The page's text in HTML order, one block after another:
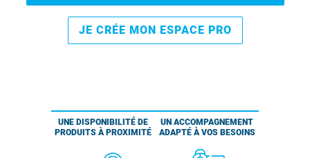
JE CRÉE MON ESPACE PRO
UNE DISPONIBILITÉ DE
PRODUITS À PROXIMITÉ
UN ACCOMPAGNEMENT
ADAPTÉ À VOS BESOINS